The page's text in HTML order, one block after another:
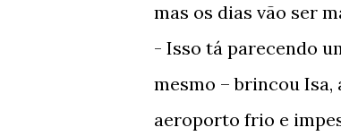
mas os dias vão ser
- Isso tá parecendo
mesmo – brincou Isa,
aeroporto frio e